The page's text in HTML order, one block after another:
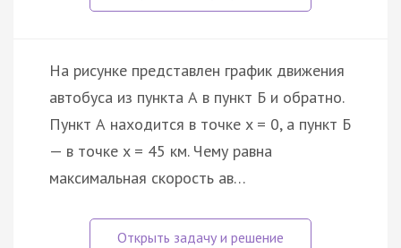
На рисунке представлен график движения
автобуса из пункта А в пункт Б и обратно.
Пункт А находится в точке x = 0, а пункт Б
— в точке x = 45 км. Чему равна
максимальная скорость ав…